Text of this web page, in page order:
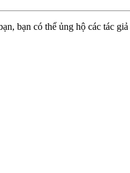
bạn có thể ủng hộ các tác giả